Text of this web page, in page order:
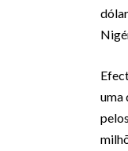
uma